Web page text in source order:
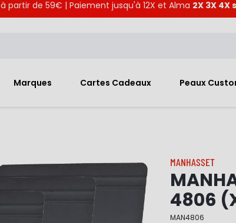
à partir de 59€ | Paiement jusqu'à 12X et Alma 2X 3X 4X
Marques Cartes Cadeaux Peaux
MANHASSET
4806
MAN4806